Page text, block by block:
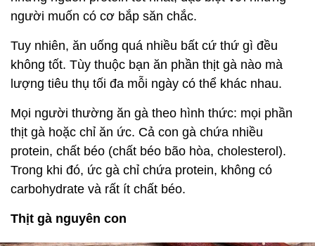
người muốn có cơ bắp săn chắc.
Tuy nhiên, ăn uống quá nhiều bất cứ thứ gì đều
không tốt. Tùy thuộc bạn ăn phần thịt gà nào mà
lượng tiêu thụ tối đa mỗi ngày có thể khác nhau.
Mọi người thường ăn gà theo hình thức: mọi phần
thịt gà hoặc chỉ ăn ức. Cả con gà chứa nhiều
protein, chất béo (chất béo bão hòa, cholesterol).
Trong khi đó, ức gà chỉ chứa protein, không có
carbohydrate và rất ít chất béo.
Thịt gà nguyên con